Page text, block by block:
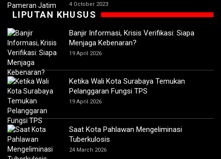
4 October 2023
LIPUTAN KHUSUS
Banjir Informasi, Krisis Verifikasi: Siapa
Menjaga Kebenaran?
19 April 2026
Ketika Wali Kota Surabaya Temukan
Pelanggaran Fungsi TPS
19 April 2026
Saat Kota Pahlawan Mengeliminasi
Tuberkulosis
24 March 2026